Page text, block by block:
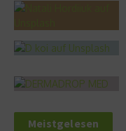
Meistgelesen